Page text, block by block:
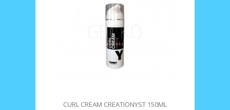
CURL CREAM CREATIONYST 150ML